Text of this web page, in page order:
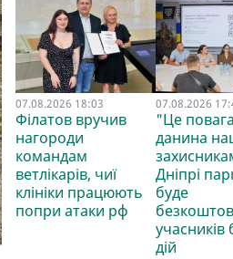
07.08.2026 18:03
Філатов вручив
нагороди
командам
ветлікарів, чиї
клініки працюють
попри атаки рф
07.08.2026
"Це повага
данина
Дніпрі
буде
дій